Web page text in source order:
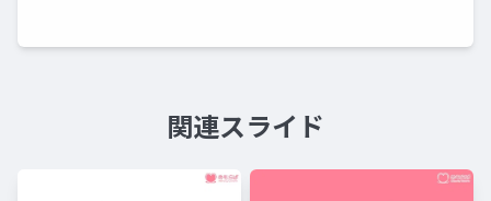
関連スライド